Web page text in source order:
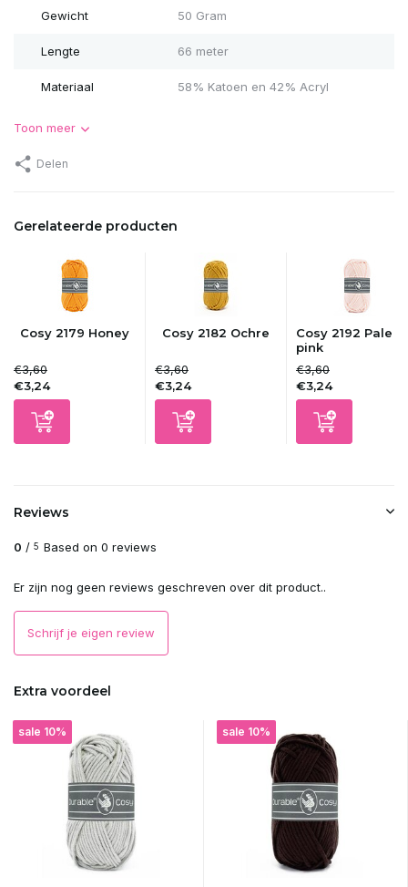
Gewicht 50 Gram
Lengte 66 meter
Materiaal 58% Katoen en 42% Acryl
Toon meer
Delen
Gerelateerde producten
Cosy 2179 Honey
€3,60
€3,24
Cosy 2182 Ochre
€3,60
€3,24
Cosy 2192 Pale
pink
€3,60
€3,24
Reviews
0 / 5 Based on 0 reviews
Er zijn nog geen reviews geschreven over dit product..
Schrijf je eigen review
Extra voordeel
sale 10% sale 10%